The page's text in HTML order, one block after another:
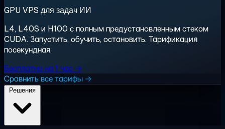
GPU VPS для задач ИИ
L4, L40S и H100 с полным предустановленным стеком
CUDA. Запустить, обучить, остановить. Тарификация
посекундная.
Бесплатно на 1 час →
Сравнить все тарифы →